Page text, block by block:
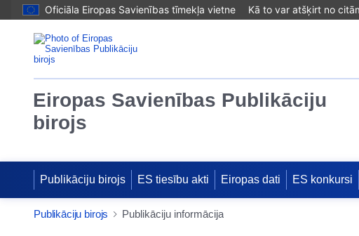
Oficiāla Eiropas Savienības tīmekļa vietne Kā to var atšķirt no
Eiropas Savienības Publikāciju
birojs
Publikāciju birojs ES tiesību akti Eiropas dati ES konkursi
Publikāciju birojs Publikāciju informācija